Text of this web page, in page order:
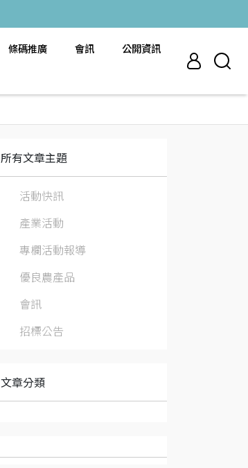
條碼推廣 會訊
公開資訊
所有文章主題
活動快訊
產業活動
專欄活動報導
優良農產品
會訊
招標公告
文章分類